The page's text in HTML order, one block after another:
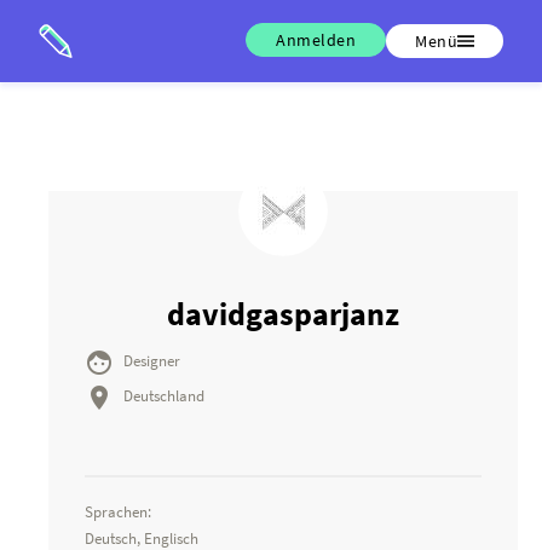
Anmelden Menü
davidgasparjanz
 Designer
 Deutschland
Sprachen:
Deutsch, Englisch